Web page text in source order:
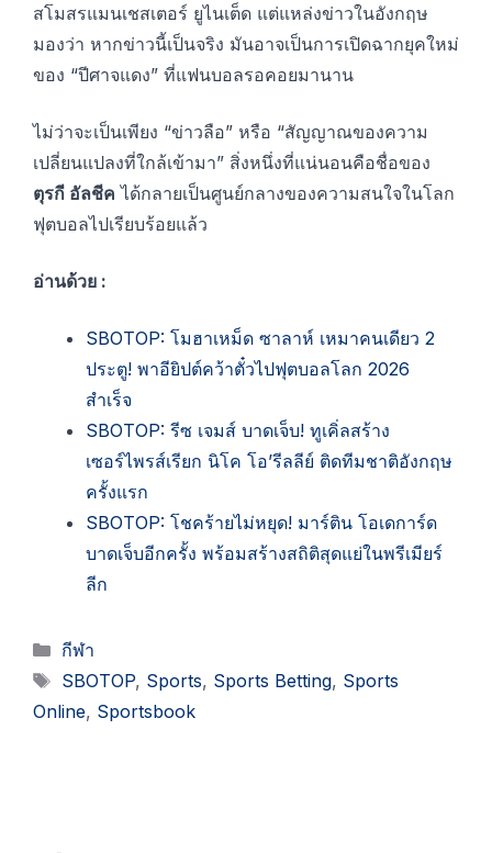
สโมสรแมนเชสเตอร์ ยูไนเต็ด แต่แหล่งข่าวในอังกฤษ
มองว่า หากข่าวนี้เป็นจริง มันอาจเป็นการเปิดฉากยุคใหม่
ของ “ปีศาจแดง” ที่แฟนบอลรอคอยมานาน
ไม่ว่าจะเป็นเพียง “ข่าวลือ” หรือ “สัญญาณของความ
เปลี่ยนแปลงที่ใกล้เข้ามา” สิ่งหนึ่งที่แน่นอนคือชื่อของ
ตุรกี อัลชีค ได้กลายเป็นศูนย์กลางของความสนใจในโลก
ฟุตบอลไปเรียบร้อยแล้ว
อ่านด้วย :
SBOTOP: โมฮาเหม็ด ซาลาห์ เหมาคนเดียว 2
ประตู! พาอียิปต์คว้าตั๋วไปฟุตบอลโลก 2026
สำเร็จ
SBOTOP: รีซ เจมส์ บาดเจ็บ! ทูเคิ่ลสร้าง
เซอร์ไพรส์เรียก นิโค โอ’รีลลีย์ ติดทีมชาติอังกฤษ
ครั้งแรก
SBOTOP: โชคร้ายไม่หยุด! มาร์ติน โอเดการ์ด
บาดเจ็บอีกครั้ง พร้อมสร้างสถิติสุดแย่ในพรีเมียร์
ลีก
Categories
กีฬา
Tags
SBOTOP, Sports, Sports Betting, Sports
Online, Sportsbook